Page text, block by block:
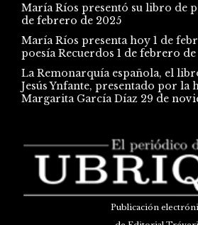
María Ríos presentó su libro de
de febrero de 2025
María Ríos presenta hoy 1 de
poesía Recuerdos 1 de febrero de
La Remonarquía española, el
Jesús Ynfante, presentado por la
Margarita García Díaz 29 de
Publicación